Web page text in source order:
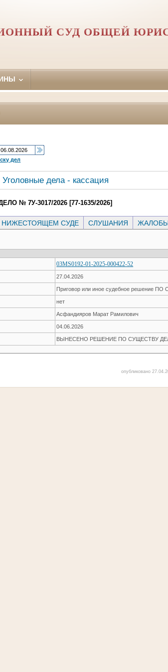
СУД ОБЩЕЙ
дел
Уголовные дела - кассация
№ 7У-3017/2026 [77-1635/2026]
НИЖЕСТОЯЩЕМ СУДЕ СЛУШАНИЯ
03MS0192-01-2025-000422-52
27.04.2026
Приговор или иное судебное решение
нет
Асфандияров Марат Рамилович
04.06.2026
ВЫНЕСЕНО РЕШЕНИЕ ПО СУЩЕСТВУ
опубликовано